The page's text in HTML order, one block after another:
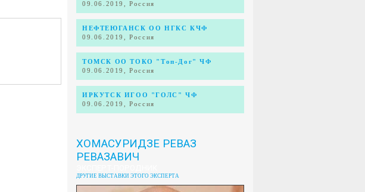
09.06.2019, Россия
НЕФТЕЮГАНСК ОО НГКС КЧФ
09.06.2019, Россия
ТОМСК ОО ТОКО "Топ-Дог" ЧФ
09.06.2019, Россия
ИРКУТСК ИГОО "ГОЛС" ЧФ
09.06.2019, Россия
ХОМАСУРИДЗЕ РЕВАЗ
РЕВАЗАВИЧ
ДРУГИЕ ВЫСТАВКИ ЭТОГО ЭКСПЕРТА